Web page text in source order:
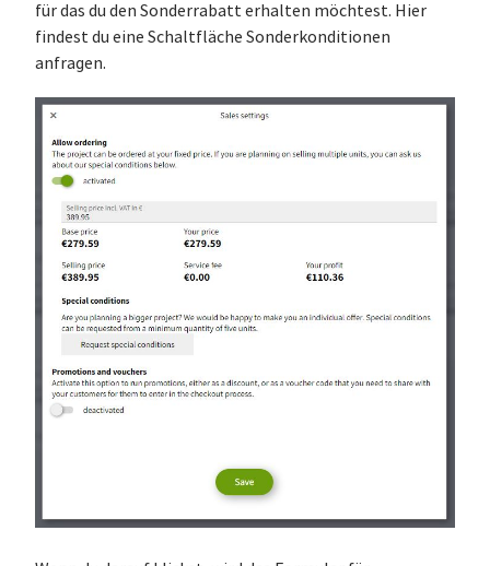
für das du den Sonderrabatt erhalten möchtest. Hier
findest du eine Schaltfläche Sonderkonditionen
anfragen.